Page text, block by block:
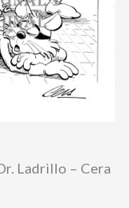
Ladrillo – Cera